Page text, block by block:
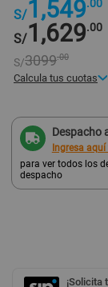
S/1,549.00
S/1,629.00
S/3099.00
Calcula tus cuotas
2 cuotas
Despacho
Ingresa
para ver todos los
despacho
¡Solicita